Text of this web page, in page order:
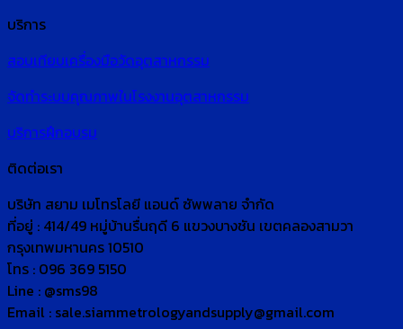
บริการ
สอบเทียบเครื่องมือวัดอุตสาหกรรม
จัดทำระบบคุณภาพในโรงงานอุตสาหกรรม
บริการฝึกอบรม
ติดต่อเรา
บริษัท สยาม เมโทรโลยี แอนด์ ซัพพลาย จำกัด
ที่อยู่ : 414/49 หมู่บ้านรื่นฤดี 6 แขวงบางชัน เขตคลองสามวา
กรุงเทพมหานคร 10510
โทร : 096 369 5150
Line : @sms98
Email : sale.siammetrologyandsupply@gmail.com